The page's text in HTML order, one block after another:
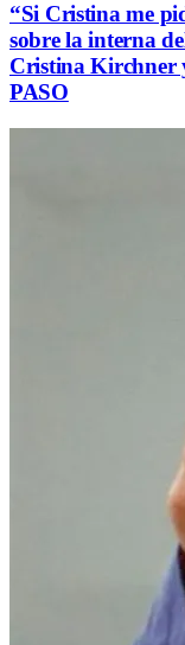
“Si Cristina me
sobre la interna
Cristina Kirchner
PASO